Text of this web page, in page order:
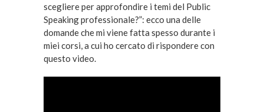
scegliere per approfondire i temi del Public
Speaking professionale?”: ecco una delle
domande che mi viene fatta spesso durante i
miei corsi, a cui ho cercato di rispondere con
questo video.